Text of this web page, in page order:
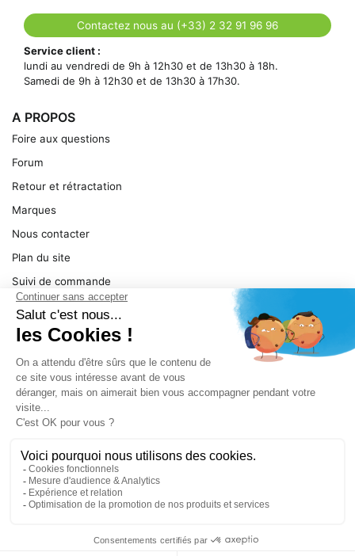
Contactez nous au (+33) 2 32 91 96 96
Service client :
lundi au vendredi de 9h à 12h30 et de 13h30 à 18h.
Samedi de 9h à 12h30 et de 13h30 à 17h30.
A PROPOS
Foire aux questions
Forum
Retour et rétractation
Marques
Nous contacter
Plan du site
Suivi de commande
Ma facture
Mentions légales
SERVICE
Pièces détachées
Catégories de produit
Dépannage
Le magasin